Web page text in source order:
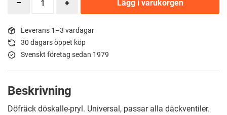
Lägg i varukorgen
Leverans 1–3 vardagar
30 dagars öppet köp
Svenskt företag sedan 1979
Beskrivning
Döfräck döskalle-pryl. Universal, passar alla däckventiler.